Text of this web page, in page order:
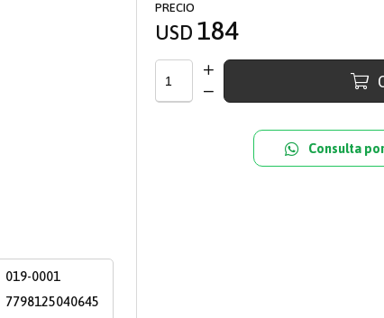
019-0001
7798125040645
PRECIO
USD 184
Consulta